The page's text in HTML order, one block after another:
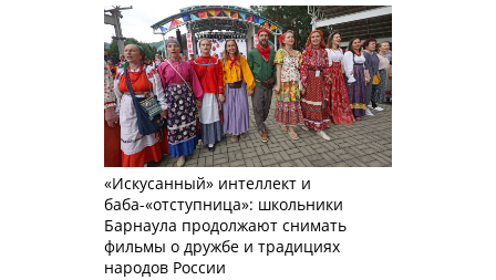
«Искусанный» интеллект и
баба-«отступница»: школьники
Барнаула продолжают снимать
фильмы о дружбе и традициях
народов России